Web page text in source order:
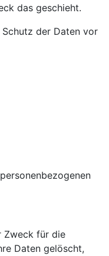
das geschieht.
der Daten vor
Zweck für die
Daten gelöscht,